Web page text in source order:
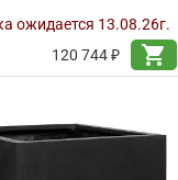
ожидается 13.08.26г.
120 744 ₽
shopping_cart